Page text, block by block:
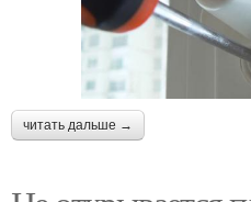
читать дальше →